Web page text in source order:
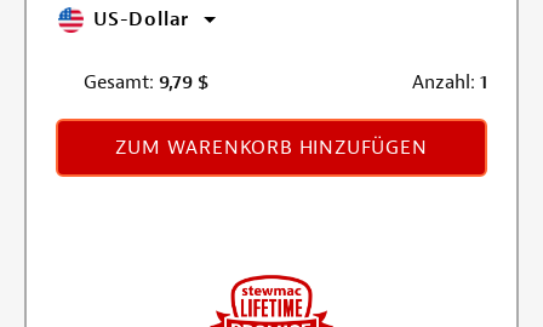
US-Dollar
Gesamt: 9,79 $ Anzahl: 1
ZUM WARENKORB HINZUFÜGEN